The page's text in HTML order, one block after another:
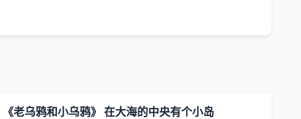
《老乌鸦和小乌鸦》 在大海的中央有个小岛